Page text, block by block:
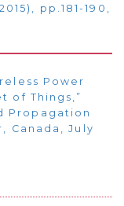
pp.181-190,
Power
of Things,”
Propagation
Canada, July